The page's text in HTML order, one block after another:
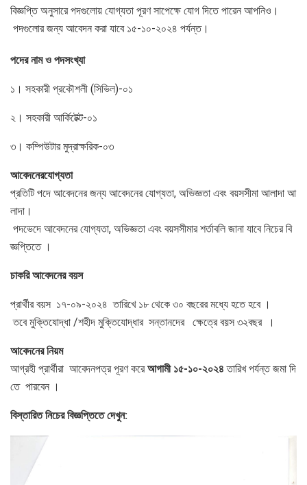
বিজ্ঞপ্তি অনুসারে পদগুলোয় যোগ্যতা পূরণ সাপেক্ষে যোগ দিতে পারেন আপনিও।
পদগুলোর জন্য আবেদন করা যাবে ১৫-১০-২০২৪ পর্যন্ত।
পদের নাম ও পদসংখ্যা
১। সহকারী প্রকৌশলী (সিভিল)-০১
২। সহকারী আর্কিটেক্ট-০১
৩। কম্পিউটার মুদ্রাক্ষরিক-০৩
আবেদনেরযোগ্যতা
প্রতিটি পদে আবেদনের জন্য আবেদনের যোগ্যতা, অভিজ্ঞতা এবং বয়সসীমা আলাদা আ
লাদা।
পদভেদে আবেদনের যোগ্যতা, অভিজ্ঞতা এবং বয়সসীমার শর্তাবলি জানা যাবে নিচের বি
জ্ঞপ্তিতে ।
চাকরি আবেদনেরবয়স
প্রার্থীর বয়স ১৭-০৯-২০২৪ তারিখে ১৮ থেকে ৩০ বছরের মধ্যে হতে হবে ।
তবে মুক্তিযোদ্ধা /শহীদ মুক্তিযোদ্ধার সন্তানদের ক্ষেত্রে বয়স ৩২বছর ।
আবেদনের নিয়ম
আগ্রহী প্রার্থীরা আবেদনপত্র পূরণ করেআগামী১৫-১০-২০২৪ তারিখ পর্যন্ত জমা দি
তে পারবেন ।
বিস্তারিত নিচের বিজ্ঞপ্তিতে দেখুন: